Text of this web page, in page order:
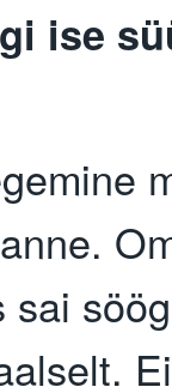
ise
sai